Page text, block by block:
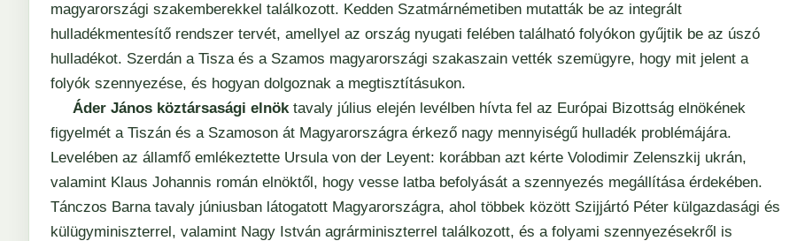
magyarországi szakemberekkel találkozott. Kedden Szatmárnémetiben mutatták be az integrált
hulladékmentesítő rendszer tervét, amellyel az ország nyugati felében található folyókon gyűjtik be az úszó
hulladékot. Szerdán a Tisza és a Szamos magyarországi szakaszain vették szemügyre, hogy mit jelent a
folyók szennyezése, és hogyan dolgoznak a megtisztításukon.
Áder János köztársasági elnöktavaly július elején levélben hívta fel az Európai Bizottság elnökének
figyelmét a Tiszán és a Szamoson át Magyarországra érkező nagy mennyiségű hulladék problémájára.
Levelében az államfő emlékeztette Ursula von der Leyent: korábban azt kérte Volodimir Zelenszkij ukrán,
valamint Klaus Johannis román elnöktől, hogy vesse latba befolyását a szennyezés megállítása érdekében.
Tánczos Barna tavaly júniusban látogatott Magyarországra, ahol többek között Szijjártó Péter külgazdasági és
külügyminiszterrel, valamint Nagy István agrárminiszterrel találkozott, és a folyami szennyezésekről is